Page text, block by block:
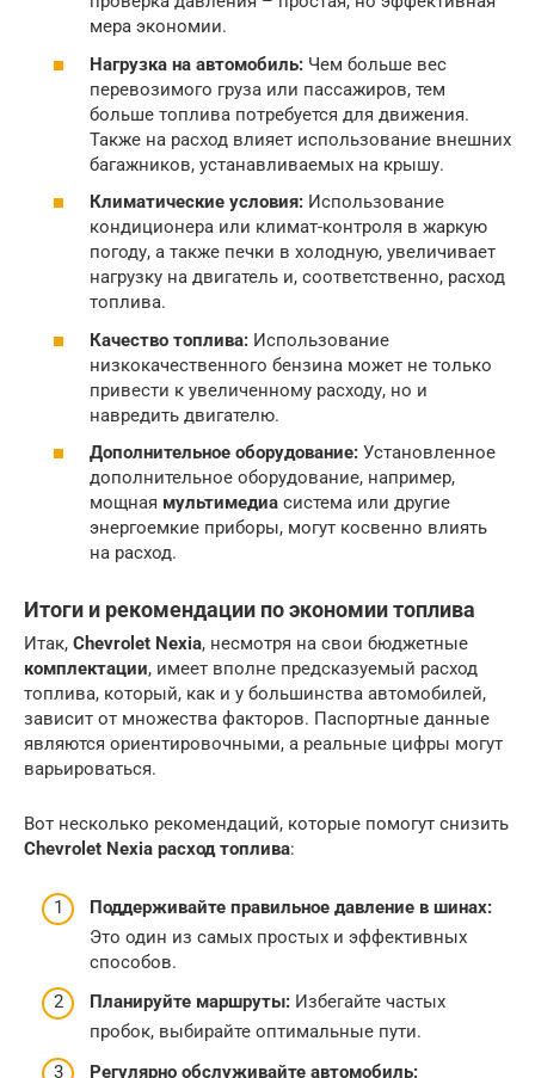
мера экономии.
Нагрузка на автомобиль: Чем больше вес
перевозимого груза или пассажиров, тем
больше топлива потребуется для движения.
Также на расход влияет использование внешних
багажников, устанавливаемых на крышу.
Климатические условия: Использование
кондиционера или климат-контроля в жаркую
погоду, а также печки в холодную, увеличивает
нагрузку на двигатель и, соответственно, расход
топлива.
Качество топлива: Использование
низкокачественного бензина может не только
привести к увеличенному расходу, но и
навредить двигателю.
Дополнительное оборудование: Установленное
дополнительное оборудование, например,
мощная мультимедиа система или другие
энергоемкие приборы, могут косвенно влиять
на расход.
Итоги и рекомендации по экономии топлива
Итак, Chevrolet Nexia, несмотря на свои бюджетные
комплектации, имеет вполне предсказуемый расход
топлива, который, как и у большинства автомобилей,
зависит от множества факторов. Паспортные данные
являются ориентировочными, а реальные цифры могут
варьироваться.
Вот несколько рекомендаций, которые помогут снизить
Chevrolet Nexia расход топлива:
Поддерживайте правильное давление в шинах:
Это один из самых простых и эффективных
способов.
Планируйте маршруты: Избегайте частых
пробок, выбирайте оптимальные пути.
Регулярно обслуживайте автомобиль: